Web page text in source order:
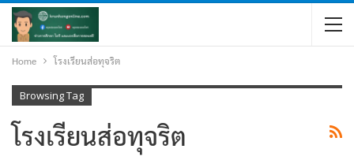
Home โรงเรียนส่อทุจริต
Browsing Tag
โรงเรียนส่อทุจริต